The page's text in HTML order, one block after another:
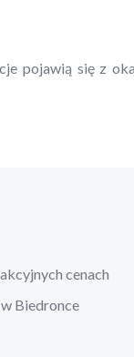
pojawią się z
cenach
Biedronce